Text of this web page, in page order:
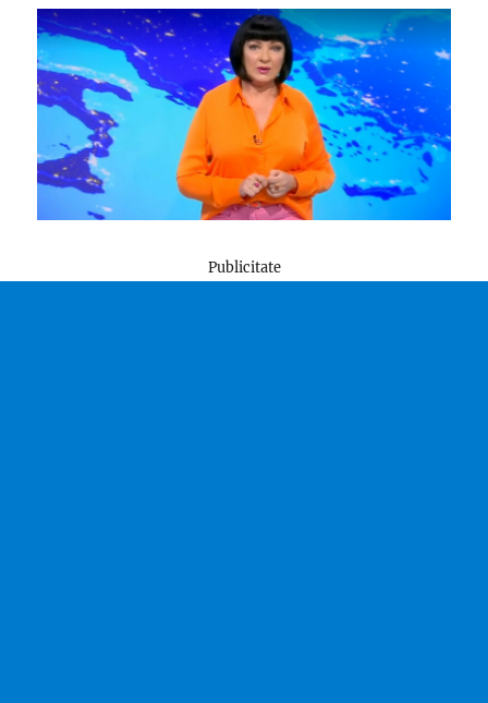
Publicitate